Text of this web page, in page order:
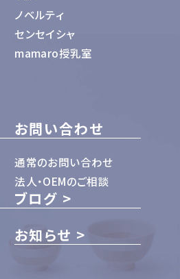
ノベルティ
センセイシャ
mamaro授乳室
お問い合わせ
通常のお問い合わせ
法人・OEMのご相談
ブログ
お知らせ